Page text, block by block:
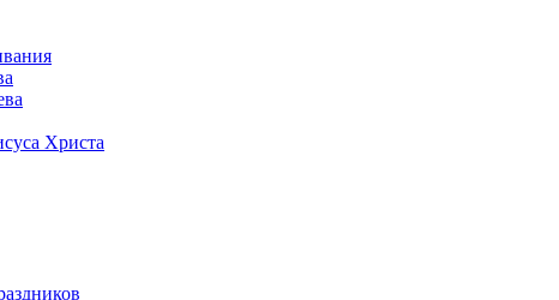
Христа